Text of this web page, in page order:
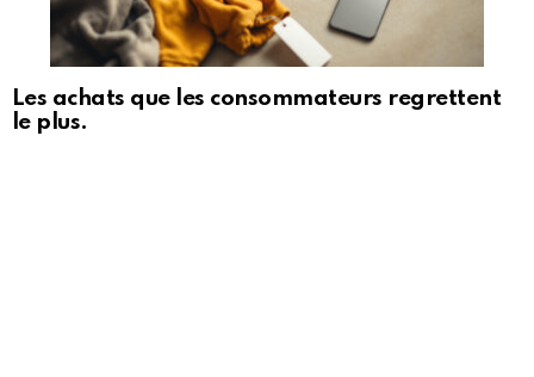
Les achats que les consommateurs regrettent
le plus.